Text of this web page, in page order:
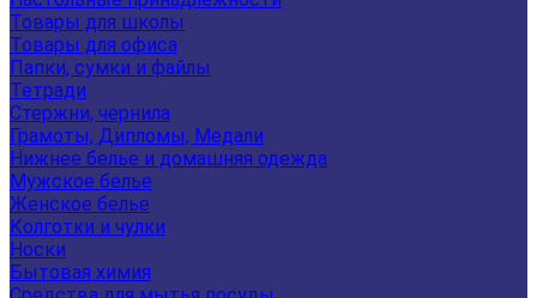
Товары для школы
Товары для офиса
Папки, сумки и файлы
Тетради
Стержни, чернила
Грамоты, Дипломы, Медали
Нижнее белье и домашняя одежда
Мужское белье
Женское белье
Колготки и чулки
Носки
Бытовая химия